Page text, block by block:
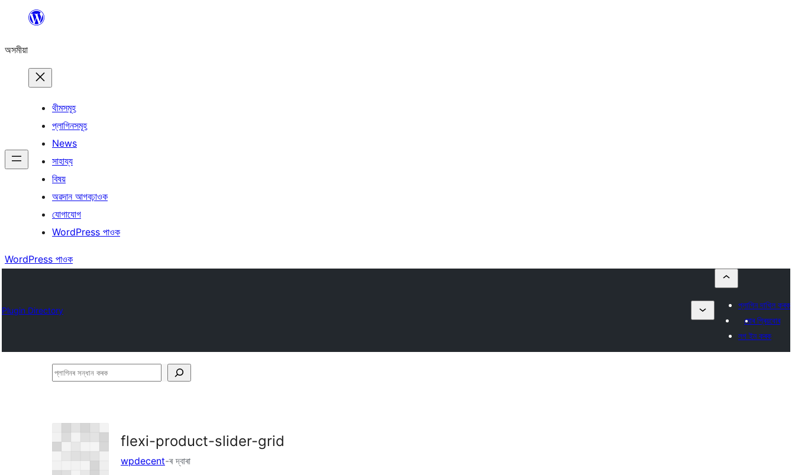
বিষয়বস্তুলৈ
অসমীয়া
থীমসমূহ
প্লাগিনসমূহ
News
সাহায্য
বিষয়
অৱদান আগবঢ়াওক
যোগাযোগ
WordPress পাওক
WordPress পাওক
Plugin Directory
প্লাগিন দাখিল কৰক
মোৰ প্ৰিয়বোৰ
লগ ইন কৰক
প্লাগিনৰ
flexi-product-slider-grid
wpdecent-ৰ দ্বাৰা